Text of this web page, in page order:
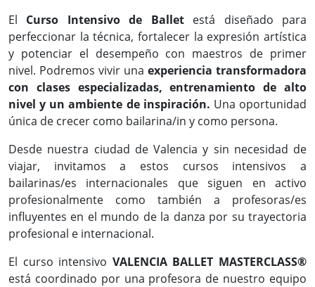
El Curso Intensivo de Balletestá diseñado para
perfeccionar la técnica, fortalecer la expresión artística
y potenciar el desempeño con maestros de primer
nivel. Podremos vivir una experiencia transformadora
con clases especializadas, entrenamiento de alto
nivel y un ambiente de inspiración. Una oportunidad
única de crecer como bailarina/in y como persona.
Desde nuestra ciudad de Valencia y sin necesidad de
viajar, invitamos a estos cursos intensivos a
bailarinas/es internacionales que siguen en activo
profesionalmente como también a profesoras/es
influyentes en el mundo de la danza por su trayectoria
profesional e internacional.
El curso intensivo VALENCIA BALLET MASTERCLASS®
está coordinado por una profesora de nuestro equipo